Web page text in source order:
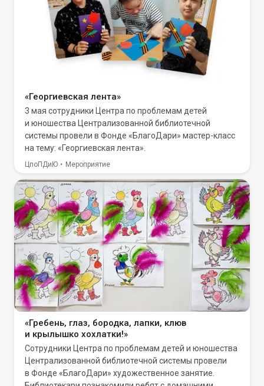
«Георгиевская лента»
3 мая сотрудники Центра по проблемам детей
и юношества Централизованной библиотечной
системы провели в Фонде «БлагоДари» мастер-класс
на тему: «Георгиевская лента».
ЦпоПДиЮ Мероприятие
«Гребень, глаз, бородка, лапки, клюв
и крылышко хохлатки!»
Сотрудники Центра по проблемам детей и юношества
Централизованной библиотечной системы провели
в Фонде «БлагоДари» художественное занятие.